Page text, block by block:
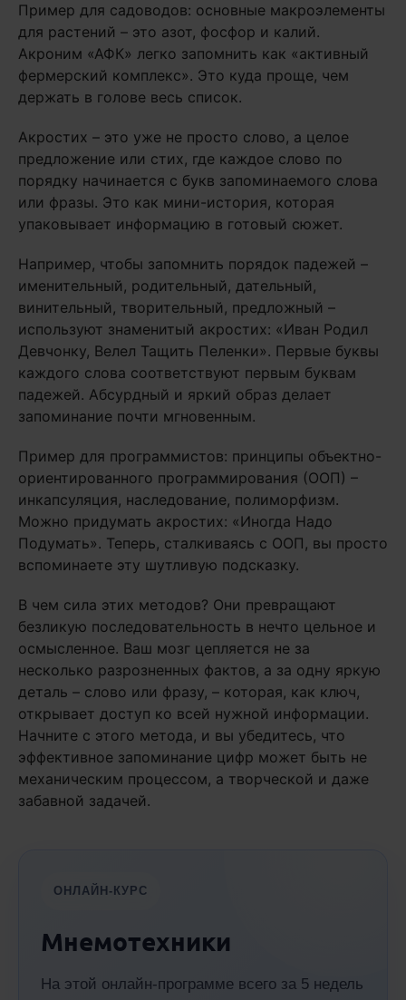
Пример для садоводов: основные макроэлементы
для растений – это азот, фосфор и калий.
Акроним «АФК» легко запомнить как «активный
фермерский комплекс». Это куда проще, чем
держать в голове весь список.
Акростих – это уже не просто слово, а целое
предложение или стих, где каждое слово по
порядку начинается с букв запоминаемого слова
или фразы. Это как мини-история, которая
упаковывает информацию в готовый сюжет.
Например, чтобы запомнить порядок падежей –
именительный, родительный, дательный,
винительный, творительный, предложный –
используют знаменитый акростих: «Иван Родил
Девчонку, Велел Тащить Пеленки». Первые буквы
каждого слова соответствуют первым буквам
падежей. Абсурдный и яркий образ делает
запоминание почти мгновенным.
Пример для программистов: принципы объектно-
ориентированного программирования (ООП) –
инкапсуляция, наследование, полиморфизм.
Можно придумать акростих: «Иногда Надо
Подумать». Теперь, сталкиваясь с ООП, вы просто
вспоминаете эту шутливую подсказку.
В чем сила этих методов? Они превращают
безликую последовательность в нечто цельное и
осмысленное. Ваш мозг цепляется не за
несколько разрозненных фактов, а за одну яркую
деталь – слово или фразу, – которая, как ключ,
открывает доступ ко всей нужной информации.
Начните с этого метода, и вы убедитесь, что
эффективное запоминание цифр может быть не
механическим процессом, а творческой и даже
забавной задачей.
ОНЛАЙН-КУРС
Мнемотехники
На этой онлайн-программе всего за 5 недель